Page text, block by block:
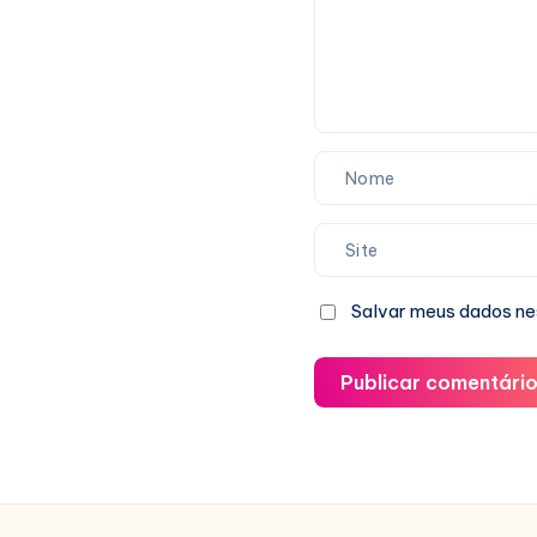
Salvar meus dados
Publicar comentário